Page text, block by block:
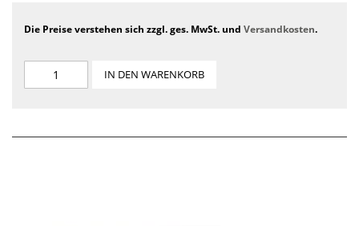
Die Preise verstehen sich zzgl. ges. MwSt. und Versandkosten.
IN DEN WARENKORB